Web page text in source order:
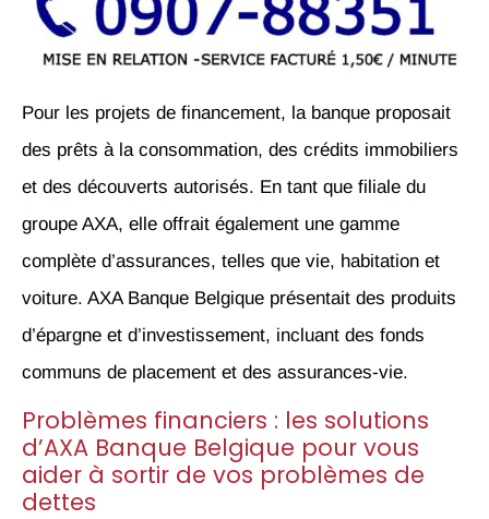
Pour les projets de financement, la banque proposait
des prêts à la consommation, des crédits immobiliers
et des découverts autorisés. En tant que filiale du
groupe AXA, elle offrait également une gamme
complète d’assurances, telles que vie, habitation et
voiture. AXA Banque Belgique présentait des produits
d’épargne et d’investissement, incluant des fonds
communs de placement et des assurances-vie.
Problèmes financiers : les solutions
d’AXA Banque Belgique pour vous
aider à sortir de vos problèmes de
dettes